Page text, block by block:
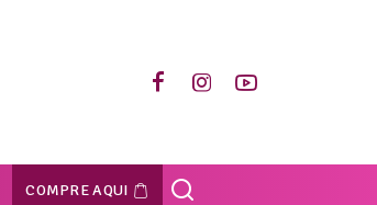
COMPRE AQUI